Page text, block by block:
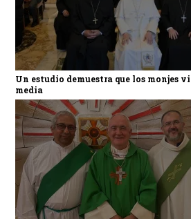
Un estudio demuestra que los monjes
media